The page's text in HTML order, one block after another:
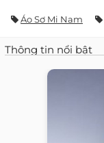
Áo Sơ Mi Nam
Thông tin nổi bật